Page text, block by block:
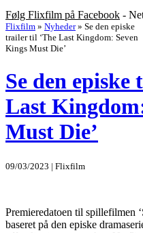
Følg Flixfilm på Facebook -
Flixfilm » Nyheder » Se den episke
trailer til ‘The Last Kingdom: Seven
Kings Must Die’
Se den
Last
Must Die’
09/03/2023 | Flixfilm
Premieredatoen til spillefilmen
baseret på den episke